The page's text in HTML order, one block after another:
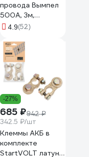
провода Вымпел
500А, 3м,
хладост, в сумке
4.9(52)
-27%
685 ₽942 ₽
342.5 ₽/шт
Клеммы АКБ в
комплекте
StartVOLT латунь,